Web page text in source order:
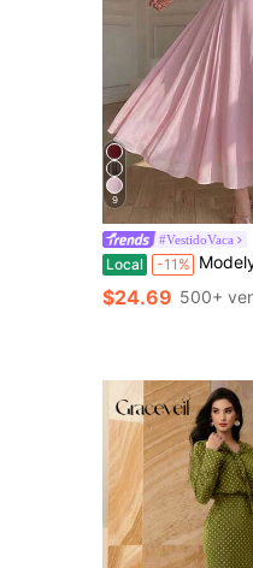
9
#VestidoVaca
Local -11% Modelyn Vestido largo maxi de cuello cuadrado con
$24.69 500+